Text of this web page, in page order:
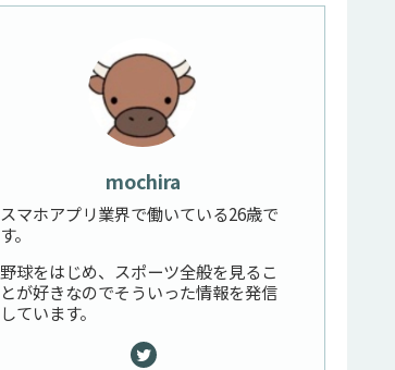
mochira
スマホアプリ業界で働いている26歳で
す。
野球をはじめ、スポーツ全般を見るこ
とが好きなのでそういった情報を発信
しています。